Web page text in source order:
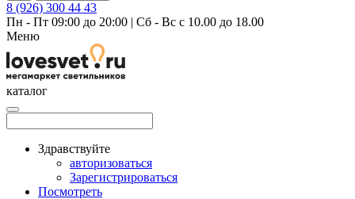
8 (926) 300 44 43
Пн - Пт 09:00 до 20:00 | Сб - Вс с 10.00 до 18.00
Меню
каталог
Здравствуйте
авторизоваться
Зарегистрироваться
Посмотреть